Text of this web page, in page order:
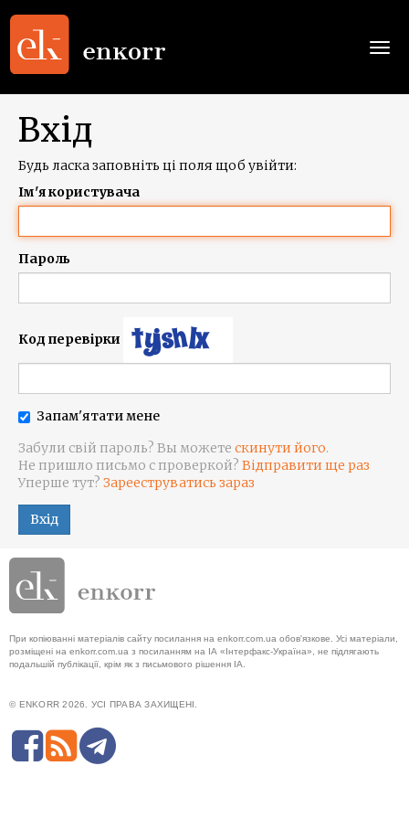
Вхід
Будь ласка заповніть ці поля щоб увійти:
Ім'я користувача
Пароль
Код перевірки
Запам'ятати мене
Забули свій пароль? Вы можете скинути його.
Не пришло письмо с проверкой? Відправити ще раз
Уперше тут? Зарееструватись зараз
Вхід
При копіюванні матеріалів сайту посилання на enkorr.com.ua обов'язкове. Усі матеріали,
розміщені на enkorr.com.ua з посиланням на ІА «Інтерфакс-Україна», не підлягають
подальшій публікації, крім як з письмового рішення ІА.
© ENKORR 2026. УСІ ПРАВА ЗАХИЩЕНІ.